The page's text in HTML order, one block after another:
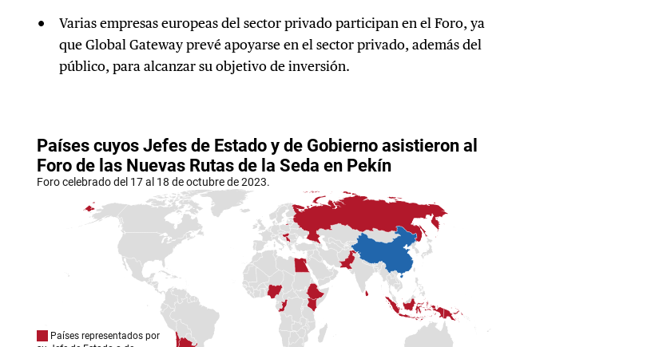
Varias empresas europeas del sector privado participan en el Foro, ya
que Global Gateway prevé apoyarse en el sector privado, además del
público, para alcanzar su objetivo de inversión.